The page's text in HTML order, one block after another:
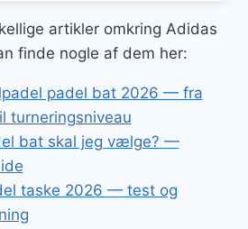
artikler omkring Adidas
finde nogle af dem her:
padel bat 2026 — fra
turneringsniveau
bat skal jeg vælge? —
taske 2026 — test og